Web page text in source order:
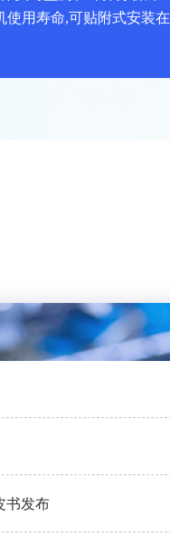
使用寿命,可贴附式安装在
书发布